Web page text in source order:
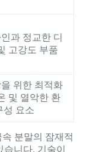
과 정교한 디
고강도 부품
위한 최적화
및 열악한 환
성 요소
분말의 잠재적
니다. 기술이